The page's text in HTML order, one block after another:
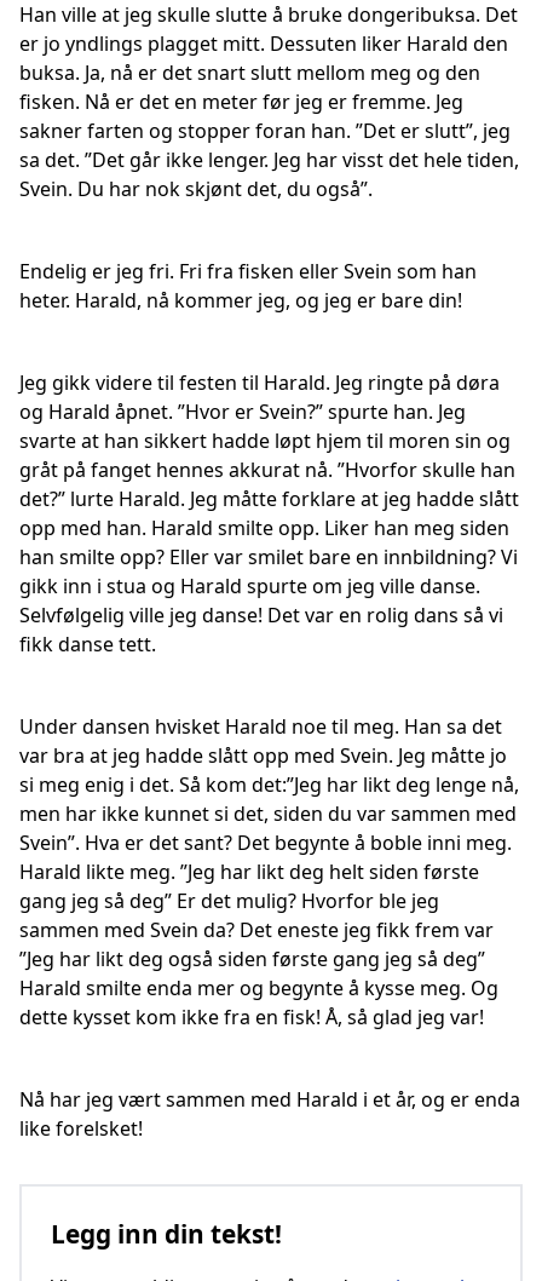
Han ville at jeg skulle slutte å bruke dongeribuksa. Det
er jo yndlings plagget mitt. Dessuten liker Harald den
buksa. Ja, nå er det snart slutt mellom meg og den
fisken. Nå er det en meter før jeg er fremme. Jeg
sakner farten og stopper foran han. ”Det er slutt”, jeg
sa det. ”Det går ikke lenger. Jeg har visst det hele tiden,
Svein. Du har nok skjønt det, du også”.
Endelig er jeg fri. Fri fra fisken eller Svein som han
heter. Harald, nå kommer jeg, og jeg er bare din!
Jeg gikk videre til festen til Harald. Jeg ringte på døra
og Harald åpnet. ”Hvor er Svein?” spurte han. Jeg
svarte at han sikkert hadde løpt hjem til moren sin og
gråt på fanget hennes akkurat nå. ”Hvorfor skulle han
det?” lurte Harald. Jeg måtte forklare at jeg hadde slått
opp med han. Harald smilte opp. Liker han meg siden
han smilte opp? Eller var smilet bare en innbildning? Vi
gikk inn i stua og Harald spurte om jeg ville danse.
Selvfølgelig ville jeg danse! Det var en rolig dans så vi
fikk danse tett.
Under dansen hvisket Harald noe til meg. Han sa det
var bra at jeg hadde slått opp med Svein. Jeg måtte jo
si meg enig i det. Så kom det:”Jeg har likt deg lenge nå,
men har ikke kunnet si det, siden du var sammen med
Svein”. Hva er det sant? Det begynte å boble inni meg.
Harald likte meg. ”Jeg har likt deg helt siden første
gang jeg så deg” Er det mulig? Hvorfor ble jeg
sammen med Svein da? Det eneste jeg fikk frem var
”Jeg har likt deg også siden første gang jeg så deg”
Harald smilte enda mer og begynte å kysse meg. Og
dette kysset kom ikke fra en fisk! Å, så glad jeg var!
Nå har jeg vært sammen med Harald i et år, og er enda
like forelsket!
Legg inn din tekst!